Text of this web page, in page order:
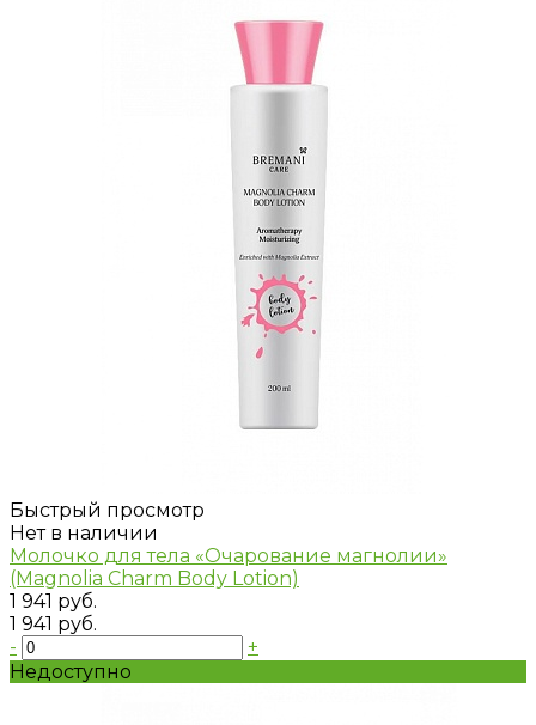
Быстрый просмотр
Нет в наличии
Молочко для тела «Очарование магнолии»
(Magnolia Charm Body Lotion)
1 941 руб.
1 941 руб.
-
+
Недоступно